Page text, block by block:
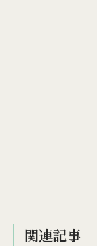
関連記事